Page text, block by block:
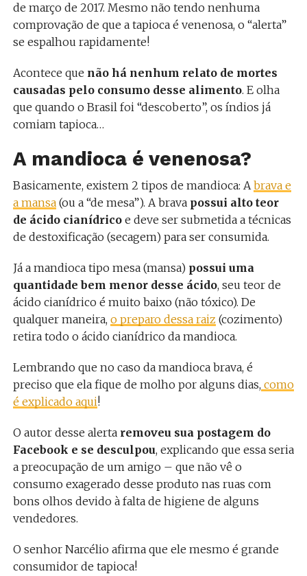
de março de 2017. Mesmo não tendo nenhuma
comprovação de que a tapioca é venenosa, o “alerta”
se espalhou rapidamente!
Acontece que não há nenhum relato de mortes
causadas pelo consumo desse alimento. E olha
que quando o Brasil foi “descoberto”, os índios já
comiam tapioca…
A mandioca é venenosa?
Basicamente, existem 2 tipos de mandioca: Abrava e
a mansa(ou a “de mesa”). A brava possui alto teor
de ácido cianídricoe deve ser submetida a técnicas
de destoxificação (secagem) para ser consumida.
Já a mandioca tipo mesa (mansa) possui uma
quantidade bem menor desse ácido, seu teor de
ácido cianídrico é muito baixo (não tóxico). De
qualquer maneira, o preparo dessa raiz (cozimento)
retira todo o ácido cianídrico da mandioca.
Lembrando que no caso da mandioca brava, é
preciso que ela fique de molho por alguns dias,como
é explicado aqui!
O autor desse alerta removeu sua postagem do
Facebook e se desculpou, explicando que essa seria
a preocupação de um amigo – que não vê o
consumo exagerado desse produto nas ruas com
bons olhos devido à falta de higiene de alguns
vendedores.
O senhor Narcélio afirma que ele mesmo é grande
consumidor de tapioca!